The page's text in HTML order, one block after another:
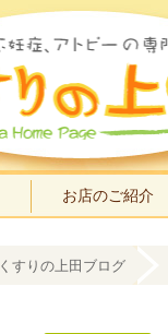
お店のご紹介
くすりの上田ブログ